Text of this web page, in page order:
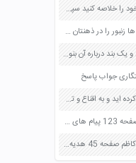
یکی از درس های مندرج در کتاب درسی خود را خلاصه کنید سپس متن خلاصه شده را با بهره گیری از روش های دسته بندی نمودار جدول نقشه مفهومی نشان دهید صفحه 118 نگارش یازدهم
یکی از صدا های آبشار به هم خوردن برگ ها زنبور را در ذهنتان مجسم کنید و درباره آن یک بند بنویسید صفحه 11 نگارش پنجم
یکی از دو موضوع را به دلخواه انتخاب کن و یک بند درباره آن بنویس صفحه 35 کتاب نگارش فارسی سوم
جواب پاسخ
یکی از موثرترین پیام هایی را که دریافت کرده اید و به اقناع و تغییری جدی در شما منجر شده است برسی کنید و علت این تاثیر گذاری قابل توجه را بنویسید صفحه 52 تفکر و سواد رسانه ای دهم
یکی از خاطرات حضور خود در نماز جمعه صفحه 123 پیام های آسمان هفتم
یکی از داستان های مربوط به زندگی امام کاظم صفحه 45 هدیه های آسمان چهارم